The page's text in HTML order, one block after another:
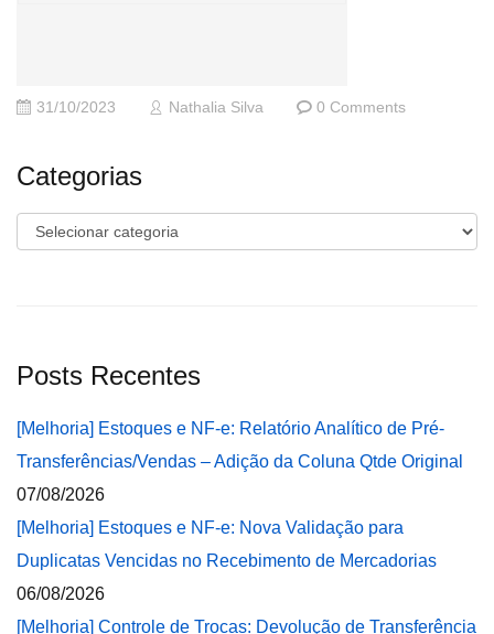
31/10/2023 Nathalia Silva 0 Comments
Categorias
Categorias
Posts Recentes
[Melhoria] Estoques e NF-e: Relatório Analítico de Pré-
Transferências/Vendas – Adição da Coluna Qtde Original
07/08/2026
[Melhoria] Estoques e NF-e: Nova Validação para
Duplicatas Vencidas no Recebimento de Mercadorias
06/08/2026
[Melhoria] Controle de Trocas: Devolução de Transferência